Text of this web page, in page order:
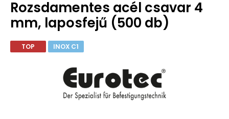
Rozsdamentes acél csavar 4
mm, laposfejű (500 db)
TOP INOX C1